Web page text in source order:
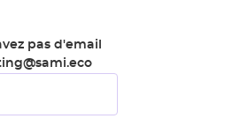
pas d'email